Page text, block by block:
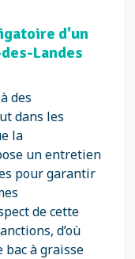
d'un
Landes
des
dans les
la
un entretien
pour garantir
de cette
d’où
bac à graisse